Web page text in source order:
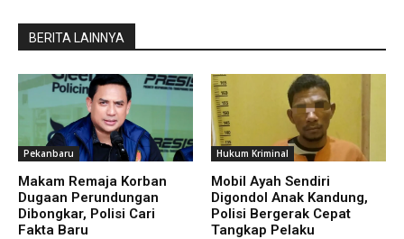
BERITA LAINNYA
Pekanbaru
Makam Remaja Korban
Dugaan Perundungan
Dibongkar, Polisi Cari
Fakta Baru
Hukum Kriminal
Mobil Ayah Sendiri
Digondol Anak Kandung,
Polisi Bergerak Cepat
Tangkap Pelaku